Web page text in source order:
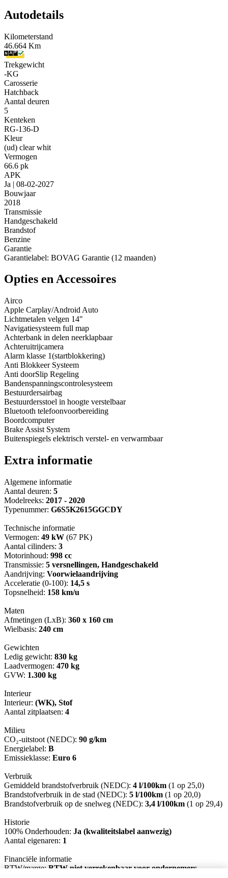
Autodetails
Kilometerstand
46.664 Km
Trekgewicht
-KG
Carosserie
Hatchback
Aantal deuren
5
Kenteken
RG-136-D
Kleur
(ud) clear whit
Vermogen
66.6 pk
APK
Ja | 08-02-2027
Bouwjaar
2018
Transmissie
Handgeschakeld
Brandstof
Benzine
Garantie
Garantielabel: BOVAG Garantie (12 maanden)
Opties en Accessoires
Airco
Apple Carplay/Android Auto
Lichtmetalen velgen 14"
Navigatiesysteem full map
Achterbank in delen neerklapbaar
Achteruitrijcamera
Alarm klasse 1(startblokkering)
Anti Blokkeer Systeem
Anti doorSlip Regeling
Bandenspanningscontrolesysteem
Bestuurdersairbag
Bestuurdersstoel in hoogte verstelbaar
Bluetooth telefoonvoorbereiding
Boordcomputer
Brake Assist System
Buitenspiegels elektrisch verstel- en verwarmbaar
Extra informatie
Algemene informatie
Aantal deuren: 5
Modelreeks: 2017 - 2020
Typenummer: G6S5K2615GGCDY
Technische informatie
Vermogen: 49 kW (67 PK)
Aantal cilinders: 3
Motorinhoud: 998 cc
Transmissie: 5 versnellingen, Handgeschakeld
Aandrijving: Voorwielaandrijving
Acceleratie (0-100): 14,5 s
Topsnelheid: 158 km/u
Maten
Afmetingen (LxB): 360 x 160 cm
Wielbasis: 240 cm
Gewichten
Ledig gewicht: 830 kg
Laadvermogen: 470 kg
GVW: 1.300 kg
Interieur
Interieur: (WK), Stof
Aantal zitplaatsen: 4
Milieu
CO₂-uitstoot (NEDC): 90 g/km
Energielabel: B
Emissieklasse: Euro 6
Verbruik
Gemiddeld brandstofverbruik (NEDC): 4 l/100km (1 op 25,0)
Brandstofverbruik in de stad (NEDC): 5 l/100km (1 op 20,0)
Brandstofverbruik op de snelweg (NEDC): 3,4 l/100km (1 op 29,4)
Historie
100% Onderhouden: Ja (kwaliteitslabel aanwezig)
Aantal eigenaren: 1
Financiële informatie
BTW/marge:BTW niet verrekenbaar voor ondernemers